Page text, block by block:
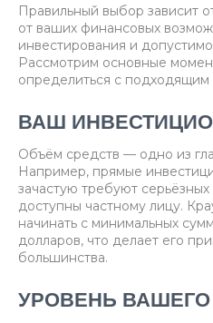
Правильный выбор зависит
от ваших финансовых
инвестирования и
Рассмотрим основные
определиться с подходящим
ВАШ
Объём средств — одно из
Например, прямые
зачастую требуют
доступны частному лицу.
начинать с минимальных
долларов, что делает его
большинства.
УРОВЕНЬ